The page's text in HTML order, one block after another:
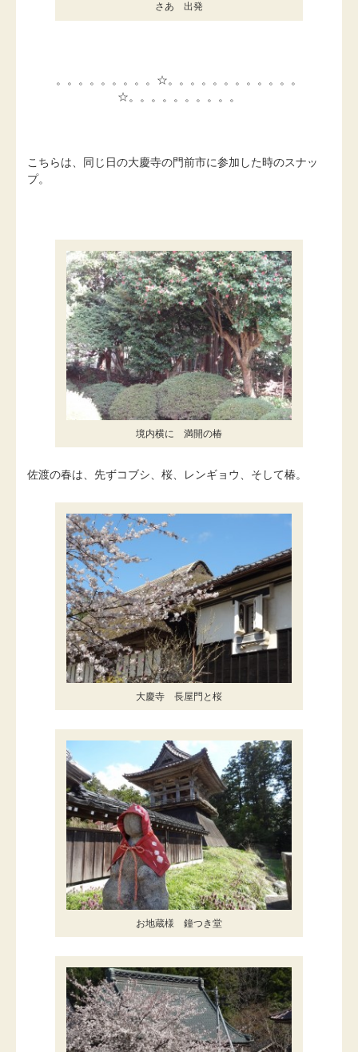
さあ 出発
。。。。。。。。。☆。。。。。。。。。。。。
☆。。。。。。。。。。
こちらは、同じ日の大慶寺の門前市に参加した時のスナッ
プ。
境内横に 満開の椿
佐渡の春は、先ずコブシ、桜、レンギョウ、そして椿。
大慶寺 長屋門と桜
お地蔵様 鐘つき堂